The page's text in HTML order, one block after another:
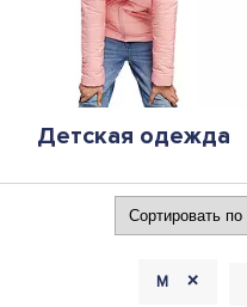
Детская одежда
M +